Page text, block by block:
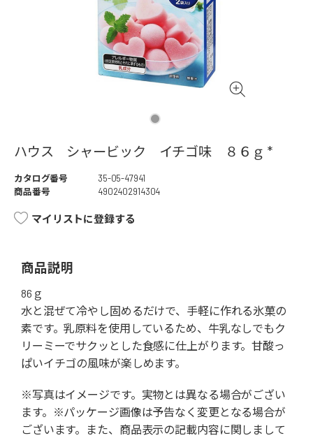
ハウス シャービック イチゴ味 ８６ｇ *
カタログ番号
35-05-47941
商品番号
4902402914304
マイリストに登録する
商品説明
86ｇ
水と混ぜて冷やし固めるだけで、手軽に作れる氷菓の
素です。乳原料を使用しているため、牛乳なしでもク
リーミーでサクッとした食感に仕上がります。甘酸っ
ぱいイチゴの風味が楽しめます。
※写真はイメージです。実物とは異なる場合がござい
ます。※パッケージ画像は予告なく変更となる場合が
ございます。また、商品表示の記載内容に関しまして